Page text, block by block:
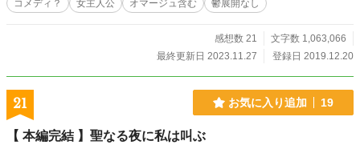
くり音読自作小説】女神のお気に入り少女、異世界で奮闘する。（仮） https://y
ツイッター始めました。 https://twitter.com/tero_oo
コメディ？
女主人公 オマージュ含む 鬱展開なし
感想数 21
文字数 1,063,066
最終更新日 2023.11.27
登録日 2019.12.20
21 お気に入り追加 19
【 本編完結 】聖なる夜に私は叫ぶ